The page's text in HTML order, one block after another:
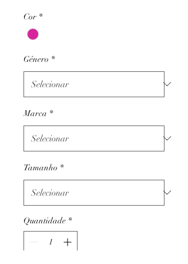
Cor *
Género *
Marca *
Tamanho *
Quantidade *